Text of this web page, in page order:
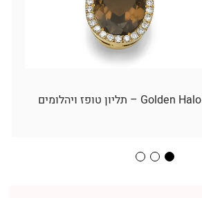
Golden Halo – תליון טופז ויהלומים